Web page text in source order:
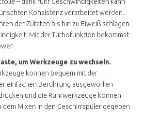
Konsistenz verarbeitet werden.
der Zutaten bis hin zu Eiweiß schlagen
Mit der Turbofunktion bekommst
um Werkzeuge zu wechseln.
können bequem mit der
einfachen Berührung ausgeworfen
und die Rührwerkzeuge können
Mixen in den Geschirrspüler gegeben